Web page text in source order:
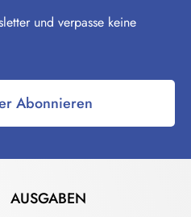
und verpasse keine
Abonnieren
AUSGABEN